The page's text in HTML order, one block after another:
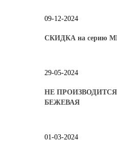
09-12-2024
СКИДКА на серию
29-05-2024
НЕ ПРОИЗВОДИТСЯ
БЕЖЕВАЯ
01-03-2024